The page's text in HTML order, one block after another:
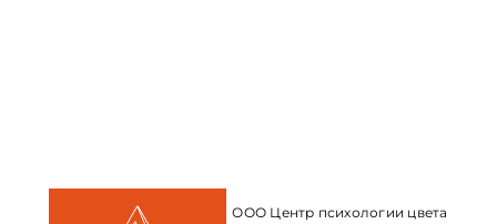
ООО Центр психологии цвета